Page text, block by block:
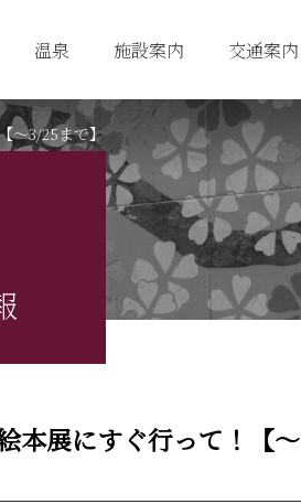
温泉 施設案内 交通案内
～3/25まで】
本展にすぐ行って！【～